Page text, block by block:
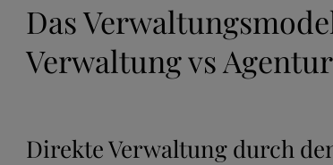
Das
Verwaltung vs
Direkte Verwaltung durch